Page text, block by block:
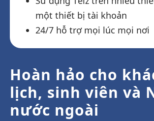
một thiết bị tài khoản
24/7 hỗ trợ mọi lúc mọi nơi
Hoàn hảo cho
lịch, sinh viên và
nước ngoài